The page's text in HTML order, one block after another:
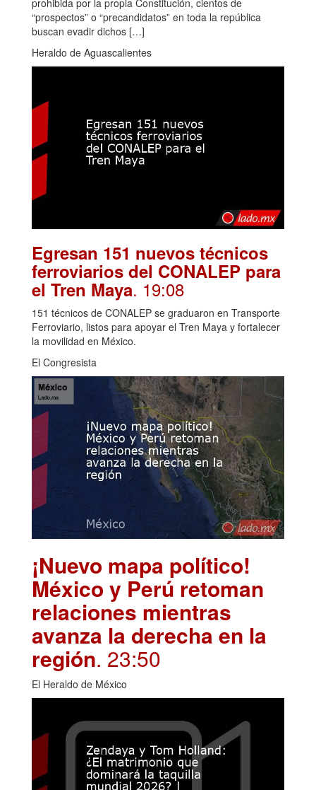
“prospectos” o “precandidatos” en toda la república
buscan evadir dichos […]
Heraldo de Aguascalientes
Egresan 151 nuevos técnicos
ferroviarios del CONALEP para
el Tren Maya. 19:08
151 técnicos de CONALEP se graduaron en Transporte
Ferroviario, listos para apoyar el Tren Maya y fortalecer
la movilidad en México.
El Congresista
¡Nuevo mapa político!
México y Perú retoman
relaciones mientras
avanza la derecha en la
región. 23:50
El Heraldo de México